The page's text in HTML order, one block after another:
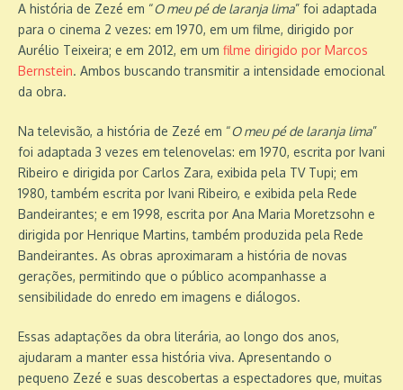
A história de Zezé em “O meu pé de laranja lima” foi adaptada
para o cinema 2 vezes: em 1970, em um filme, dirigido por
Aurélio Teixeira; e em 2012, em um filme dirigido por Marcos
Bernstein. Ambos buscando transmitir a intensidade emocional
da obra.
Na televisão, a história de Zezé em “O meu pé de laranja lima”
foi adaptada 3 vezes em telenovelas: em 1970, escrita por Ivani
Ribeiro e dirigida por Carlos Zara, exibida pela TV Tupi; em
1980, também escrita por Ivani Ribeiro, e exibida pela Rede
Bandeirantes; e em 1998, escrita por Ana Maria Moretzsohn e
dirigida por Henrique Martins, também produzida pela Rede
Bandeirantes. As obras aproximaram a história de novas
gerações, permitindo que o público acompanhasse a
sensibilidade do enredo em imagens e diálogos.
Essas adaptações da obra literária, ao longo dos anos,
ajudaram a manter essa história viva. Apresentando o
pequeno Zezé e suas descobertas a espectadores que, muitas